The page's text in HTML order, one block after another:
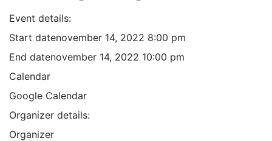
Event details:
Start datenovember 14, 2022 8:00 pm
End datenovember 14, 2022 10:00 pm
Calendar
Google Calendar
Organizer details:
Organizer